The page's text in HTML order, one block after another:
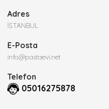
Adres
İSTANBUL
E-Posta
info@pastaevi.net
Telefon
05016275878